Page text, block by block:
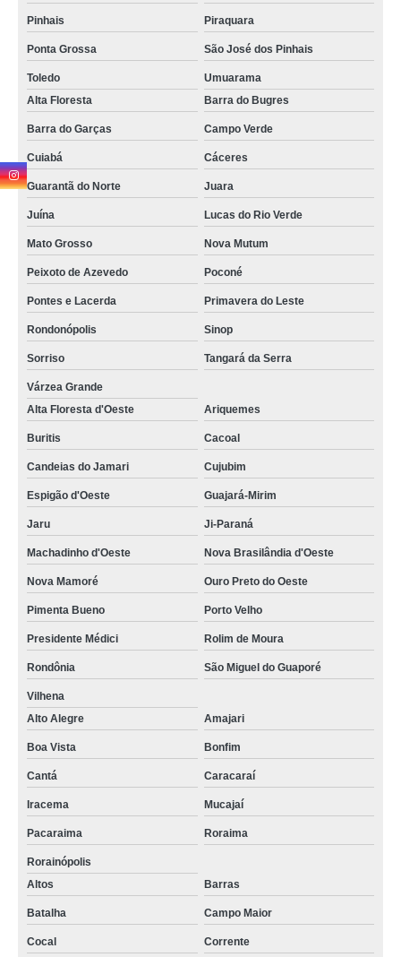
Pinhais Piraquara
Ponta Grossa São José dos Pinhais
Toledo
Umuarama
Alta Floresta
Barra do Bugres
Barra do Garças Campo Verde
Cuiabá Cáceres
Guarantã do Norte Juara
Juína Lucas do Rio Verde
Mato Grosso Nova Mutum
Peixoto de Azevedo Poconé
Pontes e Lacerda Primavera do Leste
Rondonópolis Sinop
Sorriso Tangará da Serra
Várzea Grande
Alta Floresta d'Oeste
Ariquemes
Buritis Cacoal
Candeias do Jamari Cujubim
Espigão d'Oeste Guajará-Mirim
Jaru Ji-Paraná
Machadinho d'Oeste Nova Brasilândia d'Oeste
Nova Mamoré Ouro Preto do Oeste
Pimenta Bueno Porto Velho
Presidente Médici Rolim de Moura
Rondônia São Miguel do Guaporé
Vilhena
Alto Alegre
Amajari
Boa Vista Bonfim
Cantá Caracaraí
Iracema Mucajaí
Pacaraima Roraima
Rorainópolis
Altos
Barras
Batalha Campo Maior
Cocal Corrente